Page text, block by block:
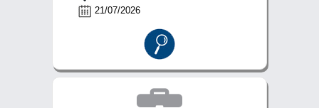
21/07/2026